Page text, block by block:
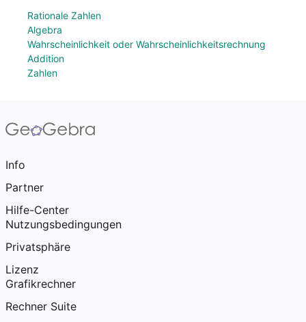
Rationale Zahlen
Algebra
Wahrscheinlichkeit oder Wahrscheinlichkeitsrechnung
Addition
Zahlen
Info
Partner
Hilfe-Center
Nutzungsbedingungen
Privatsphäre
Lizenz
Grafikrechner
Rechner Suite